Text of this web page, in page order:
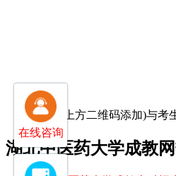
(扫-扫上方二维码添加)与考
湖北中医药大学成教
在线咨询